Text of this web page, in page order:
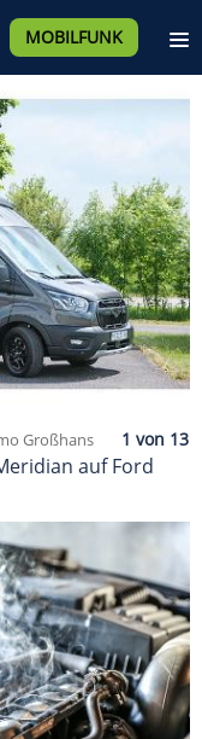
MOBILFUNK
Großhans
auf Ford